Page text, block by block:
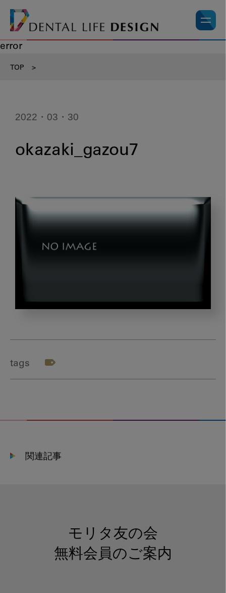
error
TOP >
2022・03・30
okazaki_gazou7
tags
関連記事
モリタ友の会
無料会員のご案内